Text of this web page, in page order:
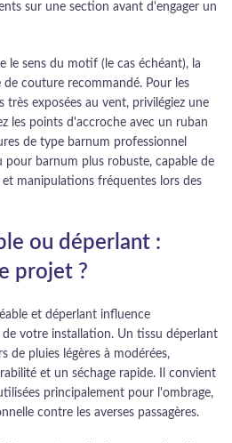
sur une section avant d'engager un
le sens du motif (le cas échéant), la
couture recommandé. Pour les
très exposées au vent, privilégiez une
les points d'accroche avec un ruban
de type barnum professionnel
pour barnum plus robuste, capable de
manipulations fréquentes lors des
ou déperlant :
projet ?
et déperlant influence
votre installation. Un tissu déperlant
de pluies légères à modérées,
et un séchage rapide. Il convient
principalement pour l'ombrage,
contre les averses passagères.